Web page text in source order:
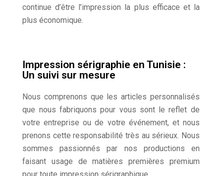
continue d’être l’impression la plus efficace et la
plus économique.
Impression sérigraphie en Tunisie :
Un suivi sur mesure
Nous comprenons que les articles personnalisés
que nous fabriquons pour vous sont le reflet de
votre entreprise ou de votre événement, et nous
prenons cette responsabilité très au sérieux. Nous
sommes passionnés par nos productions en
faisant usage de matières premières premium